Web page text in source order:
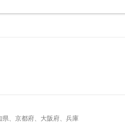
、京都府、大阪府、兵庫